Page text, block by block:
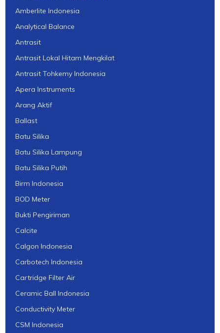
Amberlite Indonesia
Analytical Balance
Antrasit
Antrasit Lokal Hitam Mengkilat
Antrasit Tohkemy Indonesia
Apera Instruments
Arang Aktif
Ballast
Batu Silika
Batu Silika Lampung
Batu Silika Putih
Birm Indonesia
BOD Meter
Bukti Pengiriman
Calcite
Calgon Indonesia
Carbotech Indonesia
Cartridge Filter Air
Ceramic Ball Indonesia
Conductivity Meter
CSM Indonesia